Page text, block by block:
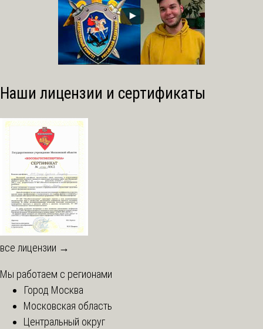
Наши лицензии и сертификаты
все лицензии →
Мы работаем с регионами
Город Москва
Московская область
Центральный округ